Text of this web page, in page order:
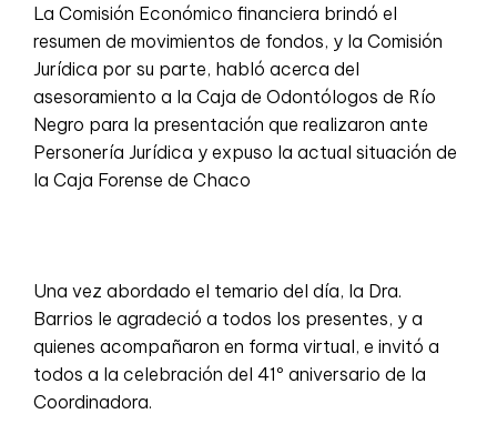
La Comisión Económico financiera brindó el
resumen de movimientos de fondos, y la Comisión
Jurídica por su parte, habló acerca del
asesoramiento a la Caja de Odontólogos de Río
Negro para la presentación que realizaron ante
Personería Jurídica y expuso la actual situación de
la Caja Forense de Chaco
Una vez abordado el temario del día, la Dra.
Barrios le agradeció a todos los presentes, y a
quienes acompañaron en forma virtual, e invitó a
todos a la celebración del 41º aniversario de la
Coordinadora.